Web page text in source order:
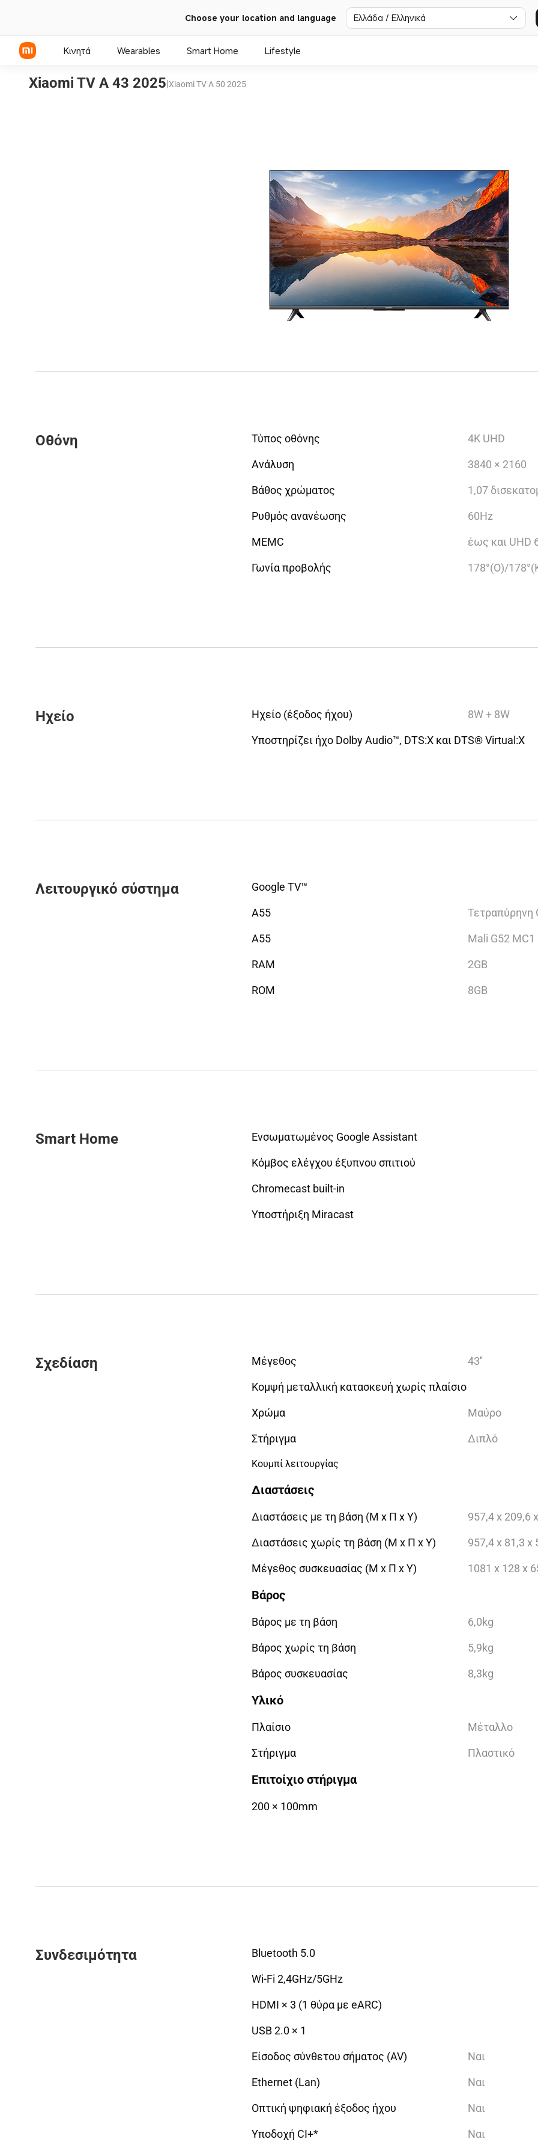
Choose your location and language Ελλάδα / Ελληνικά
Κινητά Wearables Smart Home Lifestyle
Xiaomi TV A 43 2025|Xiaomi TV A 50 2025
Οθόνη Τύπος οθόνης 4K UHD
Ανάλυση 3840 × 2160
Βάθος χρώματος 1,07
Ρυθμός ανανέωσης 60Hz
MEMC έως και UHD
Γωνία προβολής 178°(Ο)/
Ηχείο Ηχείο (έξοδος ήχου) 8W + 8W
Υποστηρίζει ήχο Dolby Audio™, DTS:X και DTS® Virtual:X
Λειτουργικό σύστημα Google TV™
A55 Τετραπύρηνη
A55 Mali G52 MC1
RAM 2GB
ROM 8GB
Smart Home Ενσωματωμένος Google Assistant
Κόμβος ελέγχου έξυπνου σπιτιού
Chromecast built-in
Υποστήριξη Miracast
Σχεδίαση Μέγεθος 43''
Κομψή μεταλλική κατασκευή χωρίς πλαίσιο
Χρώμα Μαύρο
Στήριγμα Διπλό
Κουμπί λειτουργίας
Διαστάσεις
Διαστάσεις με τη βάση (Μ x Π x Υ) 957,4 x 209,6
Διαστάσεις χωρίς τη βάση (Μ x Π x Υ) 957,4 x 81,3 x
Μέγεθος συσκευασίας (Μ x Π x Υ) 1081 x 128 x
Βάρος
Βάρος με τη βάση 6,0kg
Βάρος χωρίς τη βάση 5,9kg
Βάρος συσκευασίας 8,3kg
Υλικό
Πλαίσιο Μέταλλο
Στήριγμα Πλαστικό
Επιτοίχιο στήριγμα
200 × 100mm
Συνδεσιμότητα Bluetooth 5.0
Wi-Fi 2,4GHz/5GHz
HDMI × 3 (1 θύρα με eARC)
USB 2.0 × 1
Είσοδος σύνθετου σήματος (AV) Ναι
Ethernet (Lan) Ναι
Οπτική ψηφιακή έξοδος ήχου Ναι
Υποδοχή CI+* Ναι